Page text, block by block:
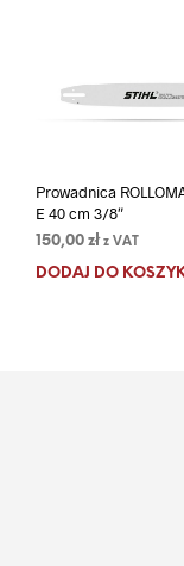
Prowadnica
E 40 cm 3/8″
150,00 zł z VAT
DODAJ DO